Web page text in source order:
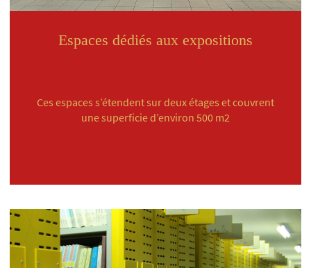
Espaces dédiés aux expositions
Ces espaces s’étendent sur deux étages et couvrent
une superficie d’environ 500 m2